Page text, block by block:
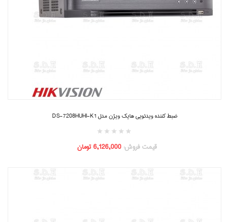
ضبط کننده ویدئویی هایک ویژن مدل DS-7208HUHI-K1
قیمت فروش: 6,126,000 تومان